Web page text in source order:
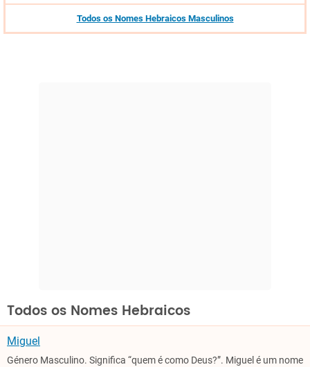
Todos os Nomes Hebraicos Masculinos
Todos os Nomes Hebraicos
Miguel
Género Masculino. Significa “quem é como Deus?”. Miguel é um nome